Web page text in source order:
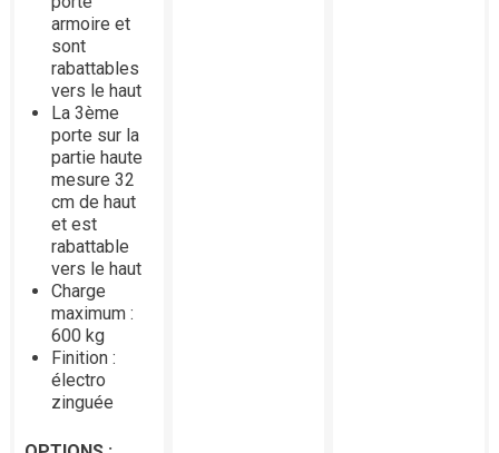
armoire et
sont
rabattables
vers le haut
La 3ème
porte sur la
partie haute
mesure 32
cm de haut
et est
rabattable
vers le haut
Charge
maximum :
600 kg
Finition :
électro
zinguée